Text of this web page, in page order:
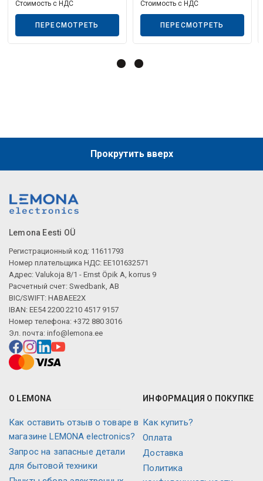
Описание искусственного интеллектаСтоимость с НДС
ПЕРЕСМОТРЕТЬ
Стоимость с НДС
ПЕРЕСМОТРЕТЬ
Прокрутить вверх
Lemona Eesti OÜ
Регистрационный код: 11611793
Номер плательщика НДС: EE101632571
Адрес: Valukoja 8/1 - Ernst Öpik A, korrus 9
Расчетный счет: Swedbank, AB
BIC/SWIFT: HABAEE2X
IBAN: EE54 2200 2210 4517 9157
Номер телефона: +372 880 3016
Эл. почта: info@lemona.ee
О LEMONA
Как оставить отзыв о товаре в
магазине LEMONA electronics?
Запрос на запасные детали
для бытовой техники
ИНФОРМАЦИЯ О ПОКУПКЕ
Как купить?
Оплата
Доставка
Политика